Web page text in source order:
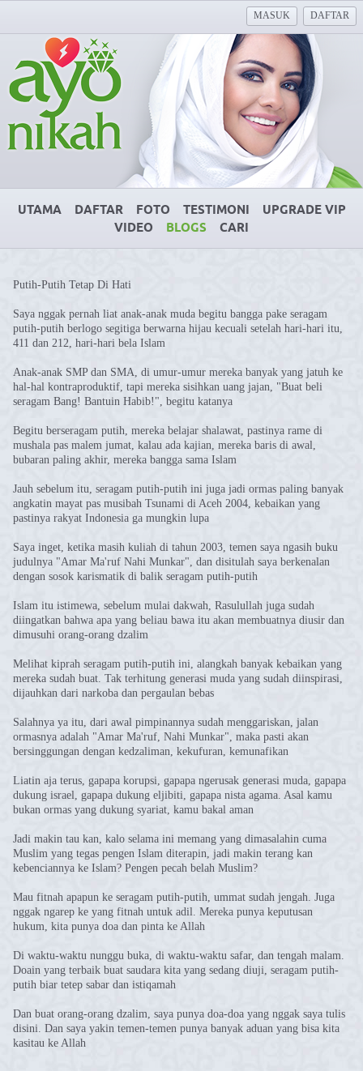
MASUK DAFTAR
UTAMA DAFTAR FOTO TESTIMONI
UPGRADE VIP
VIDEO
BLOGS CARI
Putih-Putih Tetap Di Hati
Saya nggak pernah liat anak-anak muda begitu bangga pake seragam
putih-putih berlogo segitiga berwarna hijau kecuali setelah hari-hari itu,
411 dan 212, hari-hari bela Islam
Anak-anak SMP dan SMA, di umur-umur mereka banyak yang jatuh ke
hal-hal kontraproduktif, tapi mereka sisihkan uang jajan, "Buat beli
seragam Bang! Bantuin Habib!", begitu katanya
Begitu berseragam putih, mereka belajar shalawat, pastinya rame di
mushala pas malem jumat, kalau ada kajian, mereka baris di awal,
bubaran paling akhir, mereka bangga sama Islam
Jauh sebelum itu, seragam putih-putih ini juga jadi ormas paling banyak
angkatin mayat pas musibah Tsunami di Aceh 2004, kebaikan yang
pastinya rakyat Indonesia ga mungkin lupa
Saya inget, ketika masih kuliah di tahun 2003, temen saya ngasih buku
judulnya "Amar Ma'ruf Nahi Munkar", dan disitulah saya berkenalan
dengan sosok karismatik di balik seragam putih-putih
Islam itu istimewa, sebelum mulai dakwah, Rasulullah juga sudah
diingatkan bahwa apa yang beliau bawa itu akan membuatnya diusir dan
dimusuhi orang-orang dzalim
Melihat kiprah seragam putih-putih ini, alangkah banyak kebaikan yang
mereka sudah buat. Tak terhitung generasi muda yang sudah diinspirasi,
dijauhkan dari narkoba dan pergaulan bebas
Salahnya ya itu, dari awal pimpinannya sudah menggariskan, jalan
ormasnya adalah "Amar Ma'ruf, Nahi Munkar", maka pasti akan
bersinggungan dengan kedzaliman, kekufuran, kemunafikan
Liatin aja terus, gapapa korupsi, gapapa ngerusak generasi muda, gapapa
dukung israel, gapapa dukung eljibiti, gapapa nista agama. Asal kamu
bukan ormas yang dukung syariat, kamu bakal aman
Jadi makin tau kan, kalo selama ini memang yang dimasalahin cuma
Muslim yang tegas pengen Islam diterapin, jadi makin terang kan
kebenciannya ke Islam? Pengen pecah belah Muslim?
Mau fitnah apapun ke seragam putih-putih, ummat sudah jengah. Juga
nggak ngarep ke yang fitnah untuk adil. Mereka punya keputusan
hukum, kita punya doa dan pinta ke Allah
Di waktu-waktu nunggu buka, di waktu-waktu safar, dan tengah malam.
Doain yang terbaik buat saudara kita yang sedang diuji, seragam putih-
putih biar tetep sabar dan istiqamah
Dan buat orang-orang dzalim, saya punya doa-doa yang nggak saya tulis
disini. Dan saya yakin temen-temen punya banyak aduan yang bisa kita
kasitau ke Allah